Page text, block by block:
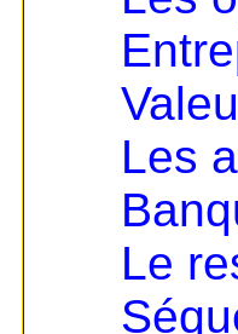
Les
Le